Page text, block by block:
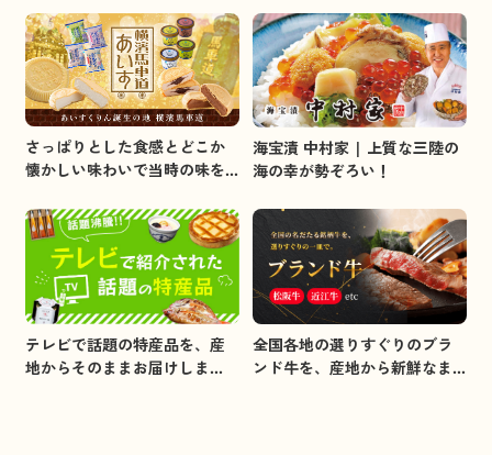
さっぱりとした食感とどこか
懐かしい味わいで当時の味を
海宝漬 中村家 | 上質な三陸の
海の幸が勢ぞろい！
テレビで話題の特産品を、産
地からそのままお届けしま
全国各地の選りすぐりのブラ
ンド牛を、産地から新鮮なま